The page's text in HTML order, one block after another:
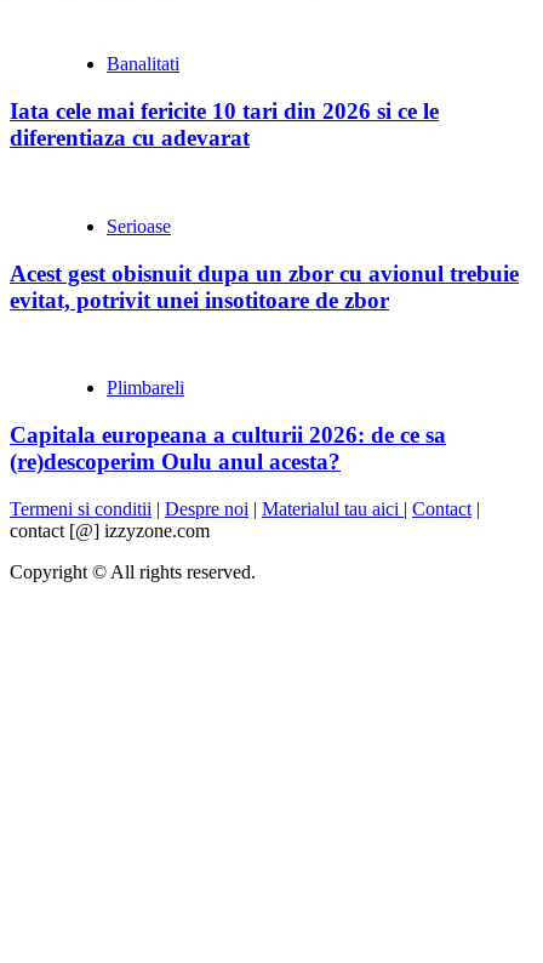
Banalitati
Iata cele mai fericite 10 tari din 2026 si ce le
diferentiaza cu adevarat
Serioase
Acest gest obisnuit dupa un zbor cu avionul trebuie
evitat, potrivit unei insotitoare de zbor
Plimbareli
Capitala europeana a culturii 2026: de ce sa
(re)descoperim Oulu anul acesta?
Termeni si conditii | Despre noi | Materialul tau aici | Contact |
contact [@] izzyzone.com
Copyright © All rights reserved.